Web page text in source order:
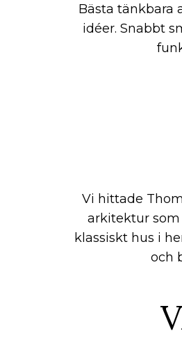
Bästa tänkbara
idéer. Snabbt
Vi hittade
arkitektur
klassiskt hus i
och